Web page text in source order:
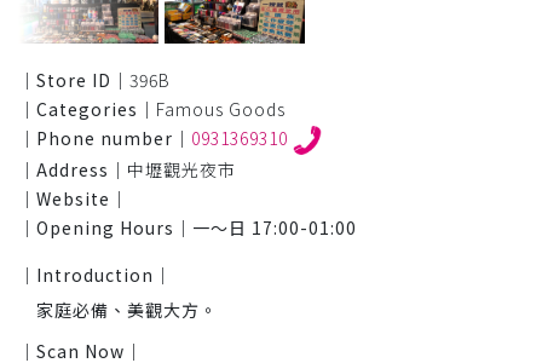
｜Store ID｜ 396B
｜Categories｜ Famous Goods
｜Phone number｜ 0931369310
｜Address｜ 中壢觀光夜市
｜Website｜
｜Opening Hours｜ 一～日 17:00-01:00
｜Introduction｜
家庭必備、美觀大方。
｜Scan Now｜